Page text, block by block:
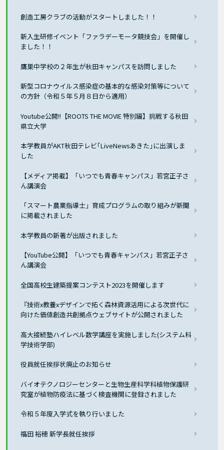
創造工房クラブの活動がスタートしました！！
新入生研修イベント「ファラデーモータ競技会」を開催し
ました！！
鷹巣中学校の２年生が秋田キャンパスを訪問しました
新型コロナウイルス感染症の基本的な感染対策等について
の方針（令和５年５月８日から適用）
Youtube公開!!【ROOTS THE MOVIE 特別編】挑戦する秋田
県立大学
本学教員がAKT秋田テレビ｢LiveNewsあきた｣に出演しま
した
【メディア掲載】「いつでも青春キャンパス」若宮正子さ
ん講演会
「スマート農業指導士」育成プログラムの取り組みが新聞
に掲載されました
本学教員の新著が出版されました
【YouTube公開】「いつでも青春キャンパス」若宮正子さ
ん講演会
全国高校生建築提案コンテスト2023を開催します
『技術x教養xデザインで拓く森林資源活用による次世代に
向けた価値創造共創拠点ウェブサイトが公開されました
高大接続塾ハイレベル数学講座を実施しました(システム科
学技術学部)
役員就任挨拶状廃止のお知らせ
バイオテクノロジーセンターと生物生産科学科植物保護研
究室が植物防疫法に基づく検査機関に登録されました
令和５年度入学式を執り行いました
福田 裕穂 新学長就任挨拶